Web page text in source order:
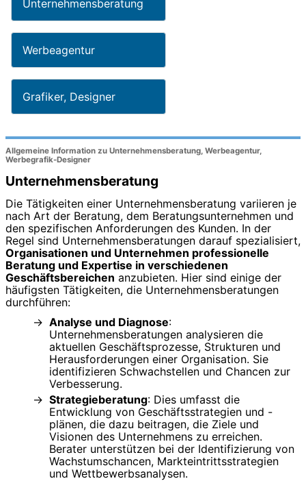
Unternehmensberatung
Werbeagentur
Grafiker, Designer
Allgemeine Information zu Unternehmensberatung, Werbeagentur,
Werbegrafik-Designer
Unternehmensberatung
Die Tätigkeiten einer Unternehmensberatung variieren je
nach Art der Beratung, dem Beratungsunternehmen und
den spezifischen Anforderungen des Kunden. In der
Regel sind Unternehmensberatungen darauf spezialisiert,
Organisationen und Unternehmen professionelle
Beratung und Expertise in verschiedenen
Geschäftsbereichen anzubieten. Hier sind einige der
häufigsten Tätigkeiten, die Unternehmensberatungen
durchführen:
Analyse und Diagnose:
Unternehmensberatungen analysieren die
aktuellen Geschäftsprozesse, Strukturen und
Herausforderungen einer Organisation. Sie
identifizieren Schwachstellen und Chancen zur
Verbesserung.
Strategieberatung: Dies umfasst die
Entwicklung von Geschäftsstrategien und -
plänen, die dazu beitragen, die Ziele und
Visionen des Unternehmens zu erreichen.
Berater unterstützen bei der Identifizierung von
Wachstumschancen, Markteintrittsstrategien
und Wettbewerbsanalysen.